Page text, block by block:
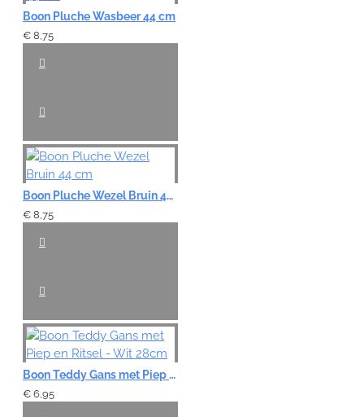
Boon Pluche Wasbeer 44 cm
€ 8,75
Boon Pluche Wezel Bruin 44 cm
€ 8,75
Boon Teddy Gans met Piep en Ritsel - Wit 28cm
€ 6,95